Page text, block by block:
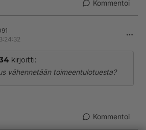
Kommentoi
kirjoitti:
vähennetään toimeentulotuesta?
Kommentoi